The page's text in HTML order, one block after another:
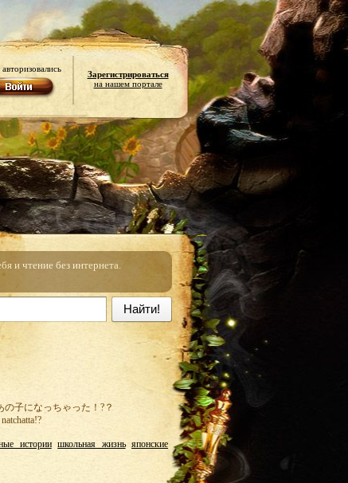
Зарегистрироваться
на нашем портале
и чтение без интернета.
Найти!
子になっちゃった！?？
истории школьная жизнь японские